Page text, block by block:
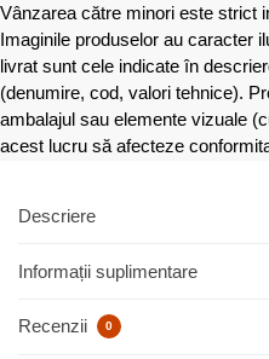
Vânzarea către minori este strict
Imaginile produselor au caracter
livrat sunt cele indicate în
(denumire, cod, valori tehnice).
ambalajul sau elemente vizuale
acest lucru să afecteze
Descriere
Informații suplimentare
Recenzii 0